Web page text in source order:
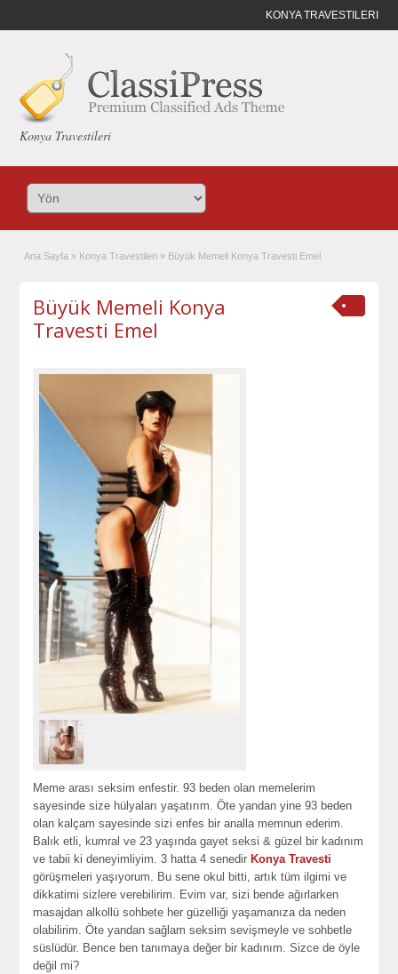
KONYA TRAVESTILERI
Konya Travestileri
Ana Sayfa » Konya Travestileri » Büyük Memeli Konya Travesti Emel
Büyük Memeli Konya
Travesti Emel
Meme arası seksim enfestir. 93 beden olan memelerim
sayesinde size hülyaları yaşatırım. Öte yandan yine 93 beden
olan kalçam sayesinde sizi enfes bir analla memnun ederim.
Balık etli, kumral ve 23 yaşında gayet seksi & güzel bir kadınım
ve tabii ki deneyimliyim. 3 hatta 4 senedir Konya Travesti
görüşmeleri yaşıyorum. Bu sene okul bitti, artık tüm ilgimi ve
dikkatimi sizlere verebilirim. Evim var, sizi bende ağırlarken
masajdan alkollü sohbete her güzelliği yaşamanıza da neden
olabilirim. Öte yandan sağlam seksim sevişmeyle ve sohbetle
süslüdür. Bence ben tanımaya değer bir kadınım. Sizce de öyle
değil mi?